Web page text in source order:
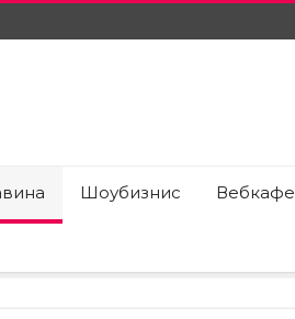
Шоубизнис Вебкафе